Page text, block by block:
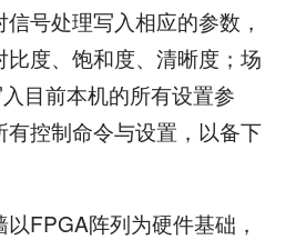
号处理写入相应的参数，
度、饱和度、清晰度；场
目前本机的所有设置参
控制命令与设置，以备下
FPGA阵列为硬件基础，